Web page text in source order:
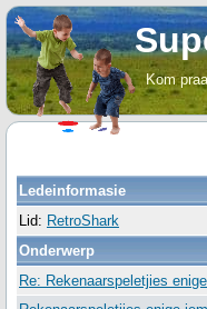
Kom
Ledeinformasie
Lid: RetroShark
Onderwerp
Re: Rekenaarspeletjies